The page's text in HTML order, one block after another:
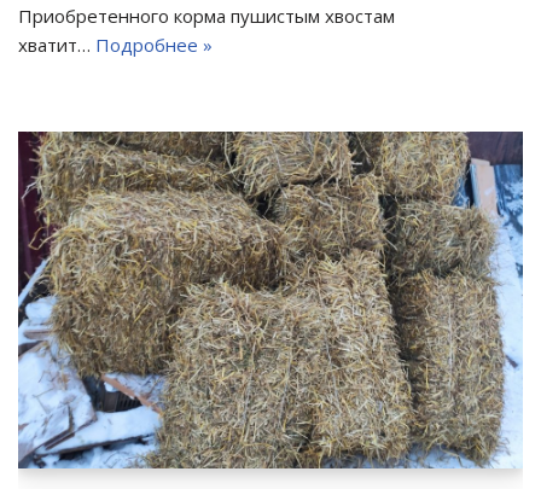
Приобретенного корма пушистым хвостам
хватит… Подробнее »